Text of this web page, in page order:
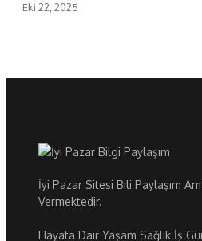
Eki 22, 2025
İyi Pazar Sitesi Bili Paylaşım
Vermektedir.
Hayata Dair Yaşam Sağlık İş